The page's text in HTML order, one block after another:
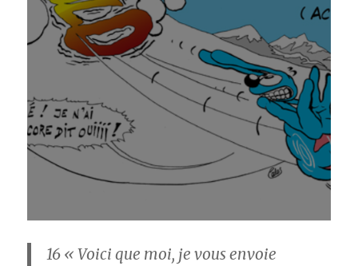
16 « Voici que moi, je vous envoie